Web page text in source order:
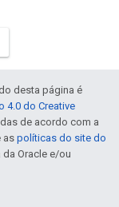
desta página é
4.0 do Creative
de acordo com a
aspolíticas do site do
da Oracle e/ou